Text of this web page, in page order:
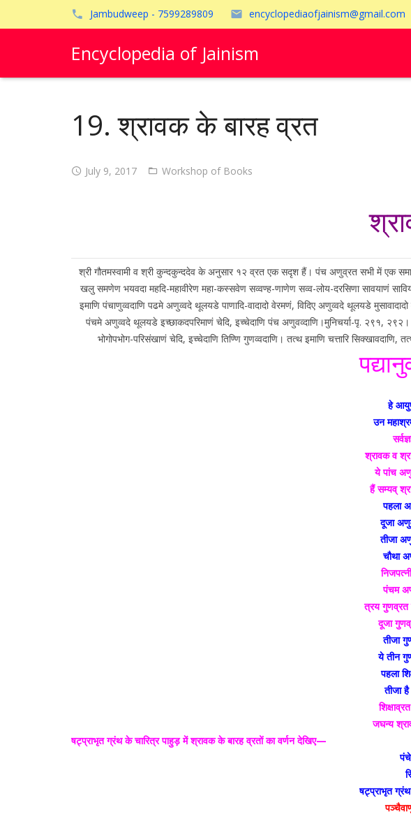
Jambudweep - 7599289809 encyclopediaofjainism@gmail.com
Encyclopedia of Jainism
19. श्रावक के बारह व्रत
July 9, 2017 Workshop of Books
श्री गौतमस्वामी व श्री कुन्दकुन्ददेव के अनुसार १२ व्रत एक सदृश हैं। पंच अणुव्रत सभी में एक
खलु समणेण भयवदा महदि-महावीरेण महा-कस्सवेण सव्वण्ह-णाणेण सव्व-लोय-दरसिणा सावयाणं
इमाणि पंचाणुव्वदाणि पढमे अणुव्वदे थूलयडे पाणादि-वादादो वेरमणं, विदिए अणुव्वदे थूलयडे
पंचमे अणुव्वदे थूलयडे इच्छाकदपरिमाणं चेदि, इच्चेदाणि पंच अणुवव्दाणि।मुनिचर्या-पृ. २९१, २९२।
भोगोपभोग-परिसंखाणं चेदि, इच्चेदाणि तिण्णि गुणव्वदाणि। तत्थ इमाणि चत्तारि
हे
उन
श्रावक व
ये पांच
हैं सम्यव्
पहला
दूजा
तीजा
चौथा
पंचम
त्रय गुणव्रत
दूजा
तीजा
ये तीन
पहला
तीजा
जघन्य
षट्प्राभृत ग्रंथ के चारित्र पाहुड़ में श्रावक के बारह व्रतों का वर्णन देखिए—
षट्प्राभृत